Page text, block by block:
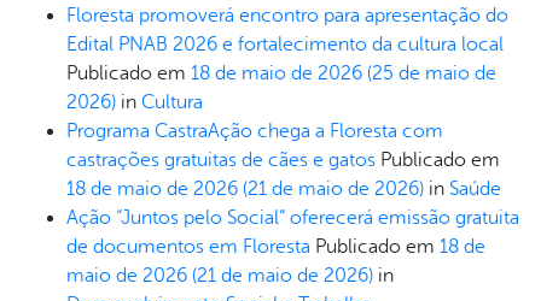
Floresta promoverá encontro para apresentação do
Edital PNAB 2026 e fortalecimento da cultura local
Publicado em 18 de maio de 2026 (25 de maio de
2026) in Cultura
Programa CastraAção chega a Floresta com
castrações gratuitas de cães e gatos Publicado em
18 de maio de 2026 (21 de maio de 2026) in Saúde
Ação “Juntos pelo Social” oferecerá emissão gratuita
de documentos em Floresta Publicado em 18 de
maio de 2026 (21 de maio de 2026) in